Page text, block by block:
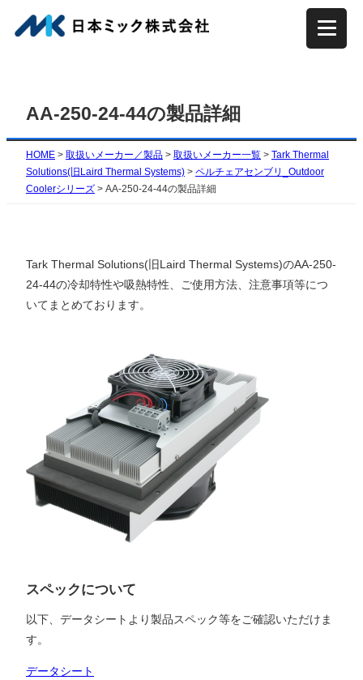
容
プ
AA-250-24-44の製品詳細
HOME > 取扱いメーカー／製品 > 取扱いメーカー一覧 > Tark Thermal
Solutions(旧Laird Thermal Systems) > ペルチェアセンブリ_Outdoor
Coolerシリーズ > AA-250-24-44の製品詳細
Tark Thermal Solutions(旧Laird Thermal Systems)のAA-250-
24-44の冷却特性や吸熱特性、ご使用方法、注意事項等につ
いてまとめております。
スペックについて
以下、データシートより製品スペック等をご確認いただけま
す。
データシート